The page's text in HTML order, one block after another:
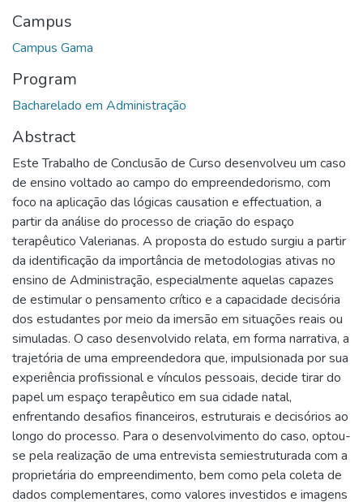
Campus
Campus Gama
Program
Bacharelado em Administração
Abstract
Este Trabalho de Conclusão de Curso desenvolveu um caso
de ensino voltado ao campo do empreendedorismo, com
foco na aplicação das lógicas causation e effectuation, a
partir da análise do processo de criação do espaço
terapêutico Valerianas. A proposta do estudo surgiu a partir
da identificação da importância de metodologias ativas no
ensino de Administração, especialmente aquelas capazes
de estimular o pensamento crítico e a capacidade decisória
dos estudantes por meio da imersão em situações reais ou
simuladas. O caso desenvolvido relata, em forma narrativa, a
trajetória de uma empreendedora que, impulsionada por sua
experiência profissional e vínculos pessoais, decide tirar do
papel um espaço terapêutico em sua cidade natal,
enfrentando desafios financeiros, estruturais e decisórios ao
longo do processo. Para o desenvolvimento do caso, optou-
se pela realização de uma entrevista semiestruturada com a
proprietária do empreendimento, bem como pela coleta de
dados complementares, como valores investidos e imagens